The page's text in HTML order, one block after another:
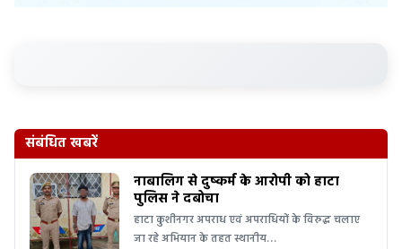
संबंधित खबरें
नाबालिग से दुष्कर्म के आरोपी को हाटा
पुलिस ने दबोचा
हाटा कुशीनगर अपराध एवं अपराधियों के विरुद्ध चलाए
जा रहे अभियान के तहत स्थानीय…